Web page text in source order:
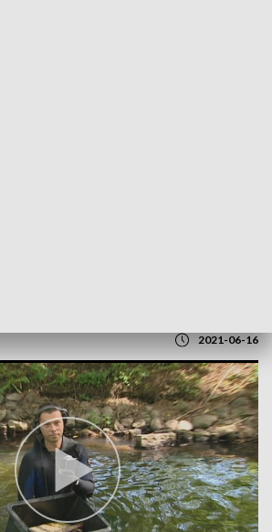
2021-06-16